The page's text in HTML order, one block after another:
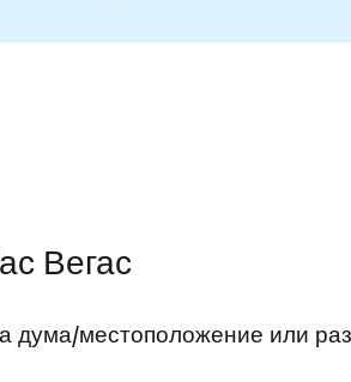
Вегас
дума/местоположение или